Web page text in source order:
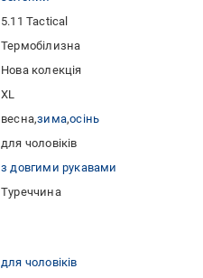
5.11 Tactical
Термобілизна
Нова колекція
XL
весна зима осінь
для чоловіків
з довгими рукавами
Туреччина
для чоловіків